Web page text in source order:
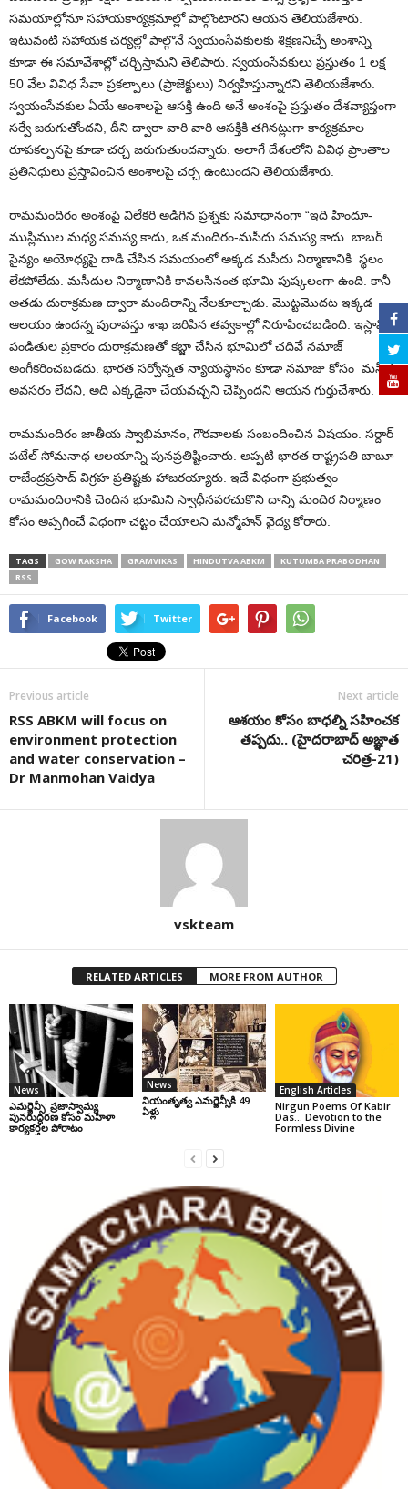
సమయాల్లోనూ సహాయకార్యక్రమాల్లో పాల్గొంటారని ఆయన తెలియజేశారు.
ఇటువంటి సహాయక చర్యల్లో పాల్గొనే స్వయంసేవకులకు శిక్షణనిచ్చే అంశాన్ని
కూడా ఈ సమావేశాల్లో చర్చిస్తామని తెలిపారు. స్వయంసేవకులు ప్రస్తుతం 1 లక్ష
50 వేల వివిధ సేవా ప్రకల్పాలు (ప్రాజెక్టులు) నిర్వహిస్తున్నారని తెలియజేశారు.
స్వయంసేవకుల ఏయే అంశాలపై ఆసక్తి ఉంది అనే అంశంపై ప్రస్తుతం దేశవ్యాప్తంగా
సర్వే జరుగుతోందని, దీని ద్వారా వారి వారి ఆసక్తికి తగినట్లుగా కార్యక్రమాల
రూపకల్పనపై కూడా చర్చ జరుగుతుందన్నారు. అలాగే దేశంలోని వివిధ ప్రాంతాల
ప్రతినిధులు ప్రస్తావించిన అంశాలపై చర్చ ఉంటుందని తెలియజేశారు.
రామమందిరం అంశంపై విలేకరి అడిగిన ప్రశ్నకు సమాధానంగా “ఇది హిందూ-
ముస్లిముల మధ్య సమస్య కాదు, ఒక మందిరం-మసీదు సమస్య కాదు. బాబర్
సైన్యం అయోధ్యపై దాడి చేసిన సమయంలో అక్కడ మసీదు నిర్మాణానికి స్థలం
లేకపోలేదు. మసీదుల నిర్మాణానికి కావలసినంత భూమి పుష్కలంగా ఉంది. కానీ
అతడు దురాక్రమణ ద్వారా మందిరాన్ని నేలకూల్చాడు. మొట్టమొదట ఇక్కడ
ఆలయం ఉందన్న పురావస్తు శాఖ జరిపిన తవ్వకాల్లో నిరూపించబడింది. ఇస్లామిక్
పండితుల ప్రకారం దురాక్రమణతో కబ్జా చేసిన భూమిలో చదివే నమాజ్
అంగీకరించబడదు. భారత సర్వోన్నత న్యాయస్థానం కూడా నమాజు కోసం మసీదు
అవసరం లేదని, అది ఎక్కడైనా చేయవచ్చని చెప్పిందని ఆయన గుర్తుచేశారు.
రామమందిరం జాతీయ స్వాభిమానం, గౌరవాలకు సంబందించిన విషయం. సర్దార్
పటేల్ సోమనాథ ఆలయాన్ని పునప్రతిష్టించారు. అప్పటి భారత రాష్ట్రపతి బాబూ
రాజేంద్రప్రసాద్ విగ్రహ ప్రతిష్టకు హాజరయ్యారు. ఇదే విధంగా ప్రభుత్వం
రామమందిరానికి చెందిన భూమిని స్వాధీనపరచుకొని దాన్ని మందిర నిర్మాణం
కోసం అప్పగించే విధంగా చట్టం చేయాలని మన్మోహన్ వైద్య కోరారు.
TAGS GOW RAKSHA GRAMVIKAS HINDUTVA ABKM
KUTUMBA PRABODHAN
RSS
Facebook Twitter
Previous article
RSS ABKM will focus on
environment protection
and water conservation –
Dr Manmohan Vaidya
Next article
ఆశయం కోసం బాధల్ని సహించక
తప్పదు.. (హైదరాబాద్ అజ్ఞాత
చరిత్ర-21)
vskteam
RELATED ARTICLES MORE FROM AUTHOR
News
ఎమర్జెన్సీ: ప్రజాస్వామ్య
పునరుద్ధరణ కోసం మహిళా
కార్యకర్తల పోరాటం
News
నియంతృత్వ ఎమర్జెన్సీకి 49
ఏళ్లు
English Articles
Nirgun Poems Of Kabir
Das… Devotion to the
Formless Divine